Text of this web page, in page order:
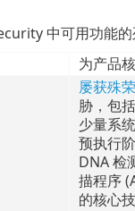
中可用功能的
为产品
屡获殊
胁，包
少量系
预执行
DNA 检
描程序
的核心